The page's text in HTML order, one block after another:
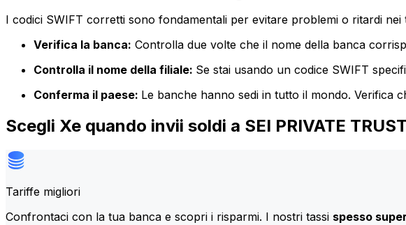
I codici SWIFT corretti sono fondamentali per evitare problemi o ritardi
Verifica la banca: Controlla due volte che il nome della banca
Controlla il nome della filiale: Se stai usando un codice SWIFT
Conferma il paese: Le banche hanno sedi in tutto il mondo. Verifica
Scegli Xe quando invii soldi a SEI PRIVATE
Tariffe migliori
Confrontaci con la tua banca e scopri i risparmi. I nostri tassi spesso